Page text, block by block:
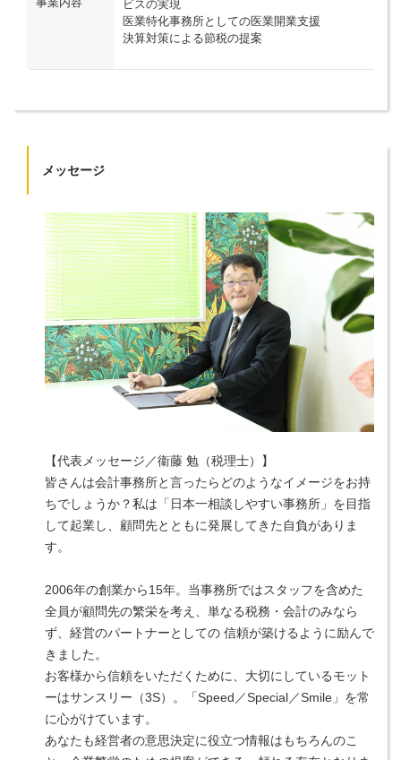
ビスの実現
医業特化事務所としての医業開業支援
決算対策による節税の提案
メッセージ
【代表メッセージ／衞藤 勉（税理士）】
皆さんは会計事務所と言ったらどのようなイメージをお持
ちでしょうか？私は「日本一相談しやすい事務所」を目指
して起業し、顧問先とともに発展してきた自負がありま
す。
2006年の創業から15年。当事務所ではスタッフを含めた
全員が顧問先の繁栄を考え、単なる税務・会計のみなら
ず、経営のパートナーとしての 信頼が築けるように励んで
きました。
お客様から信頼をいただくために、大切にしているモット
ーはサンスリー（3S）。「Speed／Special／Smile」を常
に心がけています。
あなたも経営者の意思決定に役立つ情報はもちろんのこ